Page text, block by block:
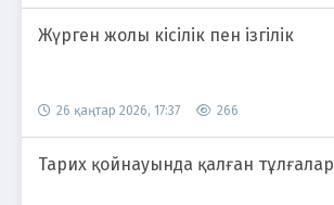
Жүрген жолы кісілік пен ізгілік
26 қаңтар 2026, 17:37 266
Тарих қойнауында қалған тұлғалар